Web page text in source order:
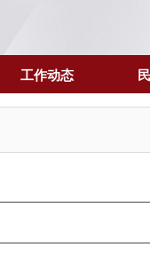
工作动态